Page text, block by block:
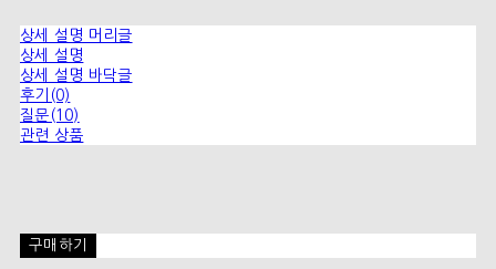
상세 설명 머리글
상세 설명
상세 설명 바닥글
후기(0)
질문(10)
관련 상품
구매하기